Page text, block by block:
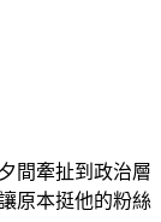
間牽扯到政治層
原本挺他的粉絲